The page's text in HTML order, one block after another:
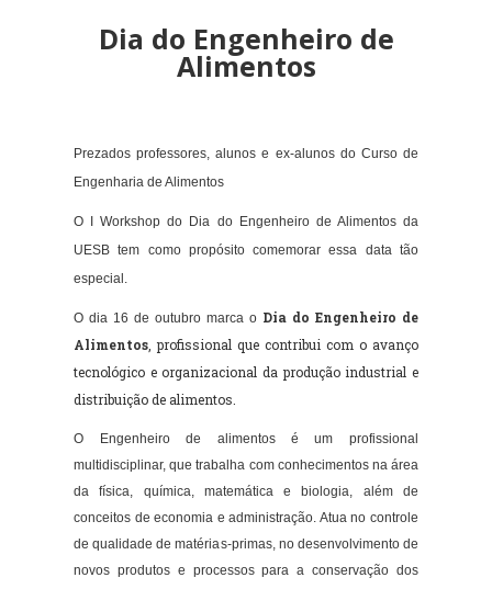
Dia do Engenheiro de
Alimentos
Prezados professores, alunos e ex-alunos do Curso de
Engenharia de Alimentos
O I Workshop do Dia do Engenheiro de Alimentos da
UESB tem como propósito comemorar essa data tão
especial.
O dia 16 de outubro marca o Dia do Engenheiro de
Alimentos , profissional que contribui com o avanço
tecnológico e organizacional da produção industrial e
distribuição de alimentos.
O Engenheiro de alimentos é um profissional
multidisciplinar, que trabalha com conhecimentos na área
da física, química, matemática e biologia, além de
conceitos de economia e administração. Atua no controle
de qualidade de matérias-primas, no desenvolvimento de
novos produtos e processos para a conservação dos